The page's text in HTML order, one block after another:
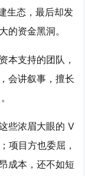
生态，最后却发
的资金黑洞。
本支持的团队，
会讲叙事，擅长
些浓眉大眼的 V
项目方也委屈，
成本，还不如短